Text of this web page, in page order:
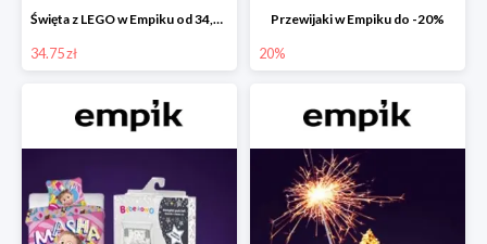
Święta z LEGO w Empiku od 34,75 zł
34.75 zł
Przewijaki w Empiku do -20%
20%